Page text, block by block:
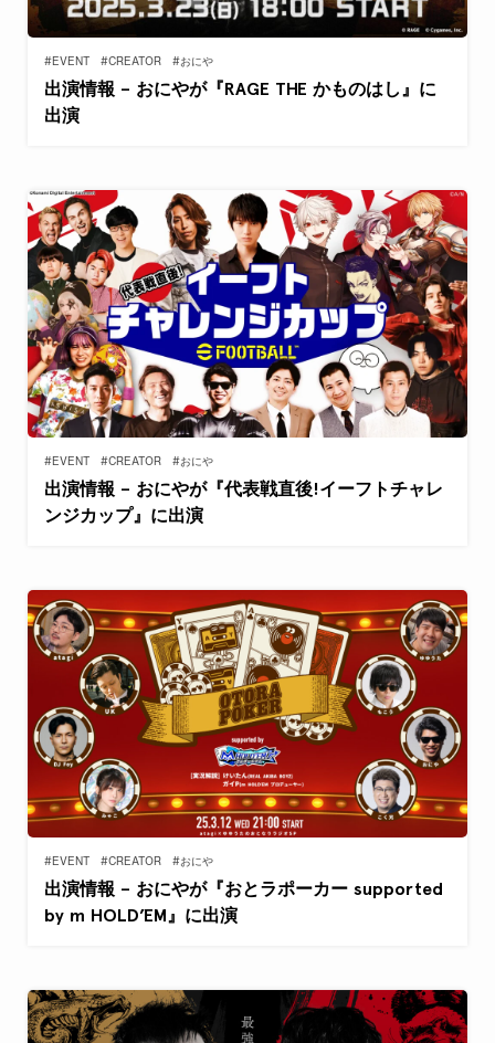
#EVENT #CREATOR #おにや
出演情報 – おにやが『RAGE THE かものはし』に
出演
#EVENT #CREATOR #おにや
出演情報 – おにやが『代表戦直後!イーフトチャレ
ンジカップ』に出演
#EVENT #CREATOR #おにや
出演情報 – おにやが『おとラポーカー supported
by m HOLD’EM』に出演